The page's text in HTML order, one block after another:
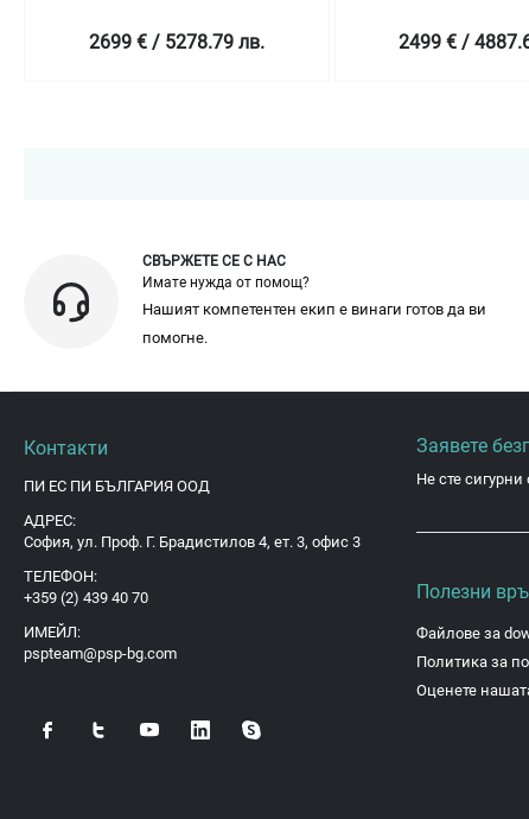
2499 € / 4887.62 лв.
9/6 kg
2149 € /
СВЪРЖЕТЕ СЕ С НАС
Имате нужда от помощ?
Нашият компетентен екип е винаги готов да ви
помогне.
Контакти
ПИ ЕС ПИ БЪЛГАРИЯ ООД
АДРЕС:
София, ул. Проф. Г. Брадистилов 4, ет. 3, офис 3
ТЕЛЕФОН:
+359 (2) 439 40 70
ИМЕЙЛ:
pspteam@psp-bg.com
Заявете
Не сте
Полезни
Файлове за
Политика за
Оценете